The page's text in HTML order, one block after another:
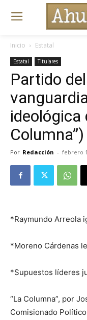
Inicio Estatal
Estatal Titulares
Partido
ideológica
Columna”)
Por Redacción - febrero
*Raymundo Arreola
*Moreno Cárdenas
*Supuestos líderes
“La Columna”, por
Comisionado